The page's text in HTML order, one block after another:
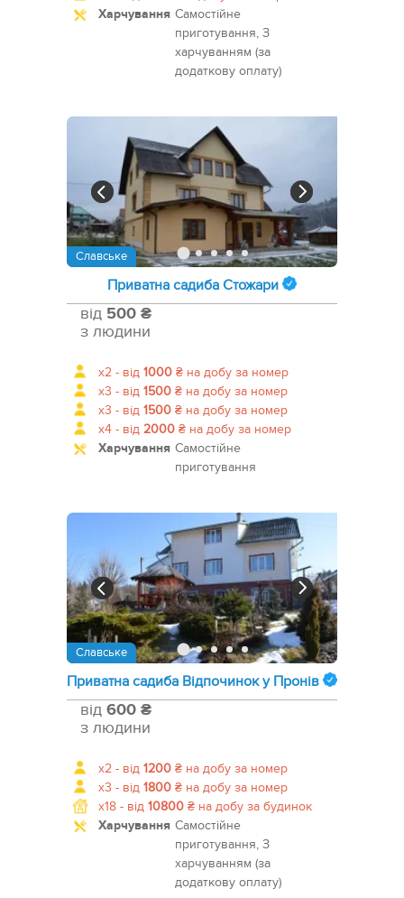
Харчування Самостійне
приготування, З
харчуванням (за
додаткову оплату)
Славське
Приватна садиба Стожари
від 500 ₴
з людини
x2 - від 1000 ₴ на добу за номер
x3 - від 1500 ₴ на добу за номер
x3 - від 1500 ₴ на добу за номер
x4 - від 2000 ₴ на добу за номер
Харчування Самостійне
приготування
Славське
Приватна садиба Відпочинок у Пронів
від 600 ₴
з людини
x2 - від 1200 ₴ на добу за номер
x3 - від 1800 ₴ на добу за номер
x18 - від 10800 ₴ на добу за будинок
Харчування Самостійне
приготування, З
харчуванням (за
додаткову оплату)